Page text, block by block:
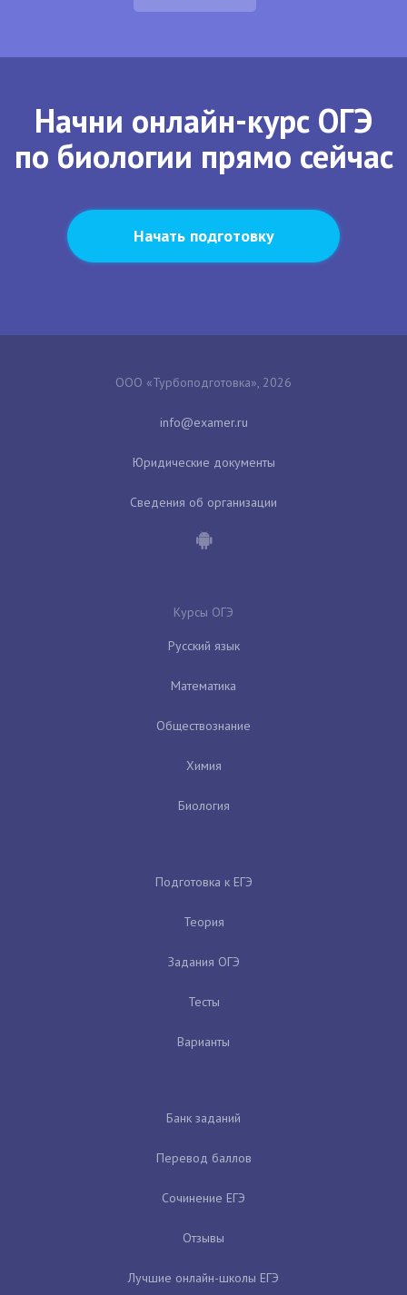
Начни онлайн-курс ОГЭ
по биологии прямо сейчас
Начать подготовку
ООО «Турбоподготовка», 2026
Юридические документы
Сведения об организации
Курсы ОГЭ
Русский язык
Математика
Обществознание
Химия
Биология
Подготовка к ЕГЭ
Теория
Задания ОГЭ
Тесты
Варианты
Банк заданий
Перевод баллов
Сочинение ЕГЭ
Отзывы
Лучшие онлайн-школы ЕГЭ